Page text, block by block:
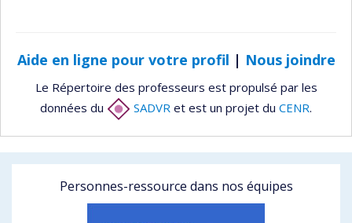
Aide en ligne pour votre profil | Nous joindre
Le Répertoire des professeurs est propulsé par les
données du
SADVR et est un projet du CENR.
Personnes-ressource dans nos équipes